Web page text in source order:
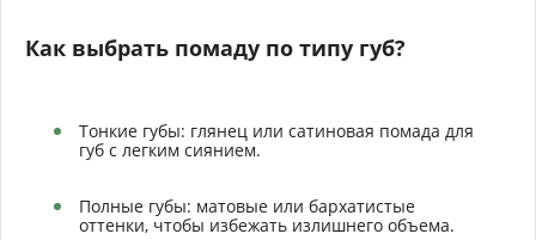
Как выбрать помаду по типу губ?
Тонкие губы: глянец или сатиновая помада для
губ с легким сиянием.
Полные губы: матовые или бархатистые
оттенки, чтобы избежать излишнего объема.